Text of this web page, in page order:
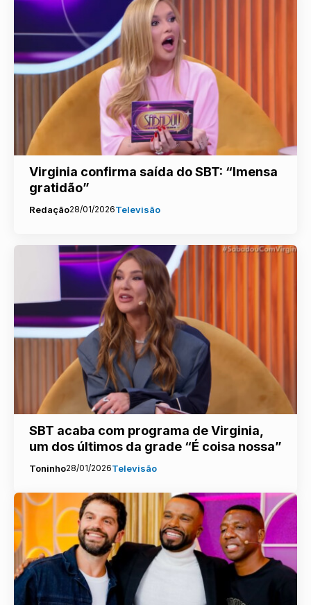
Virginia confirma saída do SBT: “Imensa
gratidão”
Redação28/01/2026Televisão
SBT acaba com programa de Virginia,
um dos últimos da grade “É coisa nossa”
Toninho28/01/2026Televisão